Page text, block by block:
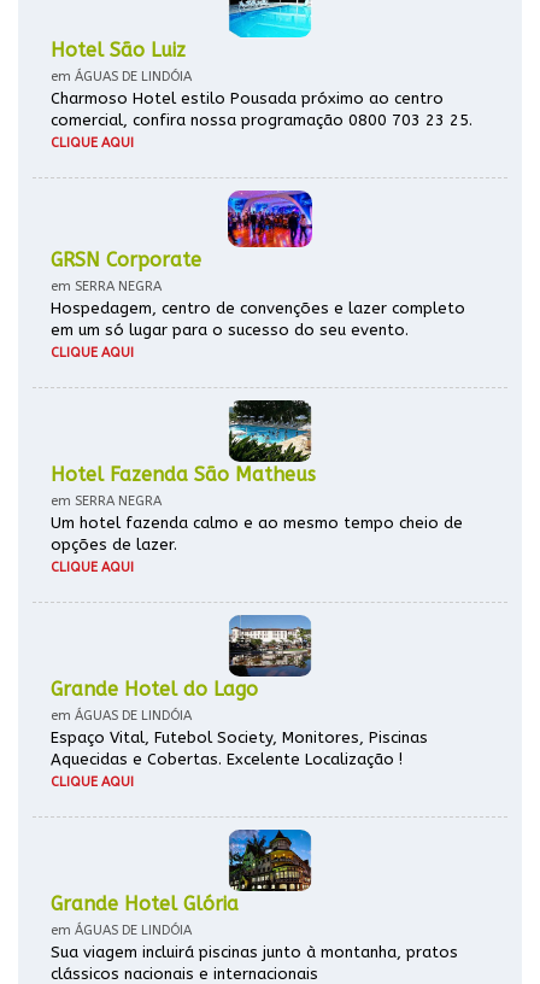
Hotel São Luiz
em ÁGUAS DE LINDÓIA
Charmoso Hotel estilo Pousada próximo ao centro
comercial, confira nossa programação 0800 703 23 25.
CLIQUE AQUI
GRSN Corporate
em SERRA NEGRA
Hospedagem, centro de convenções e lazer completo
em um só lugar para o sucesso do seu evento.
CLIQUE AQUI
Hotel Fazenda São Matheus
em SERRA NEGRA
Um hotel fazenda calmo e ao mesmo tempo cheio de
opções de lazer.
CLIQUE AQUI
Grande Hotel do Lago
em ÁGUAS DE LINDÓIA
Espaço Vital, Futebol Society, Monitores, Piscinas
Aquecidas e Cobertas. Excelente Localização !
CLIQUE AQUI
Grande Hotel Glória
em ÁGUAS DE LINDÓIA
Sua viagem incluirá piscinas junto à montanha, pratos
clássicos nacionais e internacionais